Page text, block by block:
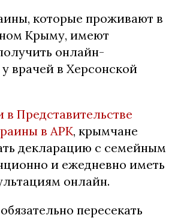
которые проживают в
Крыму, имеют
онлайн-
врачей в Херсонской
в Представительстве
в АРК, крымчане
декларацию с семейным
и ежедневно иметь
онлайн.
пересекать